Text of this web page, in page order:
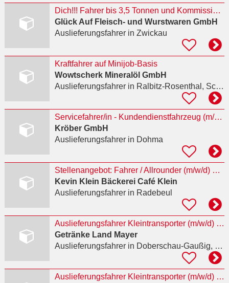
Dich!!! Fahrer bis 3,5 Tonnen und Kommissionieren (m/w/d)
Glück Auf Fleisch- und Wurstwaren GmbH
Auslieferungsfahrerin Zwickau
Kraftfahrer auf Minijob-Basis
Wowtscherk Mineralöl GmbH
Auslieferungsfahrerin Ralbitz-Rosenthal, Schönau
Servicefahrer/in - Kundendienstfahrzeug (m/w/d)
Kröber GmbH
Auslieferungsfahrerin Dohma
Stellenangebot: Fahrer / Allrounder (m/w/d) – Minijob / geringfügige Beschäftigung
Kevin Klein Bäckerei Café Klein
Auslieferungsfahrerin Radebeul
Auslieferungsfahrer Kleintransporter (m/w/d) – Vollzeit
Getränke Land Mayer
Auslieferungsfahrerin Doberschau-Gaußig, Preuschwitz
Auslieferungsfahrer Kleintransporter (m/w/d) – Vollzeit